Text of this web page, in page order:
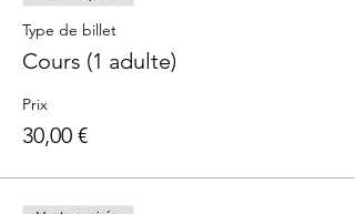
Type de billet
Cours (1 adulte)
Prix
30,00 €